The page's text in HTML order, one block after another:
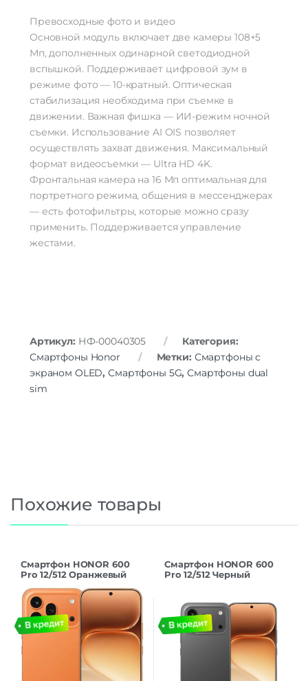
Превосходные фото и видео
Основной модуль включает две камеры 108+5
Мп, дополненных одинарной светодиодной
вспышкой. Поддерживает цифровой зум в
режиме фото — 10-кратный. Оптическая
стабилизация необходима при съемке в
движении. Важная фишка — ИИ-режим ночной
съемки. Использование AI OIS позволяет
осуществлять захват движения. Максимальный
формат видеосъемки — Ultra HD 4K.
Фронтальная камера на 16 Мп оптимальная для
портретного режима, общения в мессенджерах
— есть фотофильтры, которые можно сразу
применить. Поддерживается управление
жестами.
Артикул: НФ-00040305
Категория:
Смартфоны Honor
Метки: Смартфоны с
экраном OLED,Смартфоны 5G,Смартфоны dual
sim
Похожие товары
Смартфон HONOR 600
Pro 12/512 Оранжевый
Смартфон HONOR 600
Pro 12/512 Черный